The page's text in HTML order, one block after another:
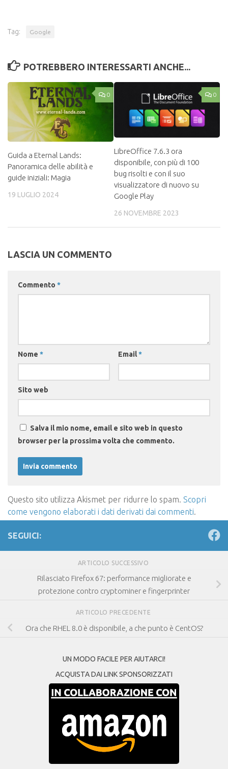
Tag: Google
POTREBBERO INTERESSARTI ANCHE...
0
Guida a Eternal Lands:
Panoramica delle abilità e
guide iniziali: Magia
19 LUGLIO 2024
0
LibreOffice 7.6.3 ora
disponibile, con più di 100
bug risolti e con il suo
visualizzatore di nuovo su
Google Play
26 NOVEMBRE 2023
LASCIA UN COMMENTO
Commento *
Nome * Email*
Sito web
Salva il mio nome, email e sito web in questo
browser per la prossima volta che commento.
Questo sito utilizza Akismet per ridurre lo spam. Scopri
come vengono elaborati i dati derivati dai commenti
SEGUICI:
ARTICOLO SUCCESSIVO
Rilasciato Firefox 67: performance migliorate e
protezione contro cryptominer e fingerprinter
ARTICOLO PRECEDENTE
Ora che RHEL 8.0 è disponibile, a che punto è CentOS?
UN MODO FACILE PER AIUTARCI!
ACQUISTA DAI LINK SPONSORIZZATI